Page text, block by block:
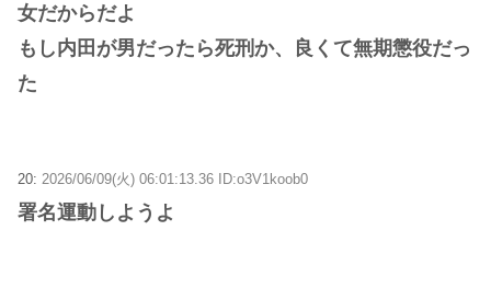
女だからだよ
もし内田が男だったら死刑か、良くて無期懲役だっ
た
20: 2026/06/09(火) 06:01:13.36 ID:o3V1koob0
署名運動しようよ